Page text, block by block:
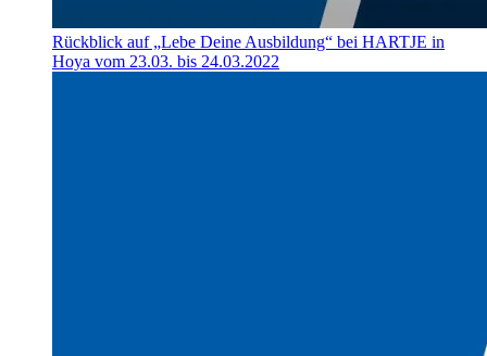
Rückblick auf „Lebe Deine Ausbildung“ bei HARTJE in
Hoya vom 23.03. bis 24.03.2022